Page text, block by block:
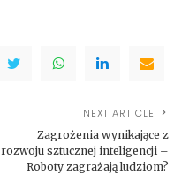
NEXT ARTICLE
Zagrożenia wynikające z
rozwoju sztucznej inteligencji –
Roboty zagrażają ludziom?